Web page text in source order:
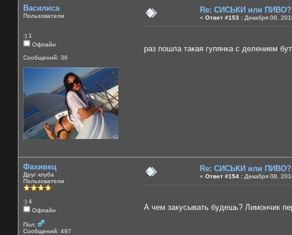
Василиса
Пользователи
:) 1
Офлайн
Сообщений: 36
Re: СИСЬКИ или ПИВО?
« Ответ #153 : Декабря 08,
раз пошла такая гупянка с делением
Фахивец
Друг клуба
Пользователи
:) 4
Офлайн
Пол:
Сообщений: 497
Re: СИСЬКИ или ПИВО?
« Ответ #154 : Декабря 08,
А чем закусывать будешь? Лимончик